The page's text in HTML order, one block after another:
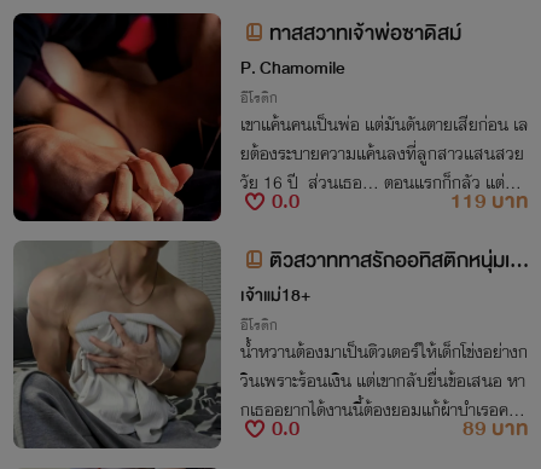
ทาสสวาทเจ้าพ่อซาดิสม์
P. Chamomile
อีโรติก
เขาแค้นคนเป็นพ่อ แต่มันดันตายเสียก่อน เล
ยต้องระบายความแค้นลงที่ลูกสาวแสนสวย
วัย 16 ปี ส่วนเธอ... ตอนแรกก็กลัว แต่ทำไ
ปทำมากลับหลงหลุมพลางสวาทสุดแสนซา
0.0
119 บาท
ติวสวาททาสรักออทิสติกหนุ่มเอ
าแต่ใจ (อ่านฟรี)
เจ้าแม่18+
อีโรติก
น้ำหวานต้องมาเป็นติวเตอร์ให้เด็กโข่งอย่างก
วินเพราะร้อนเงิน แต่เขากลับยื่นข้อเสนอ หา
กเธออยากได้งานนี้ต้องยอมแก้ผ้าบำเรอควา
มใคร่ให้เขาจนหนำใจ
0.0
89 บาท